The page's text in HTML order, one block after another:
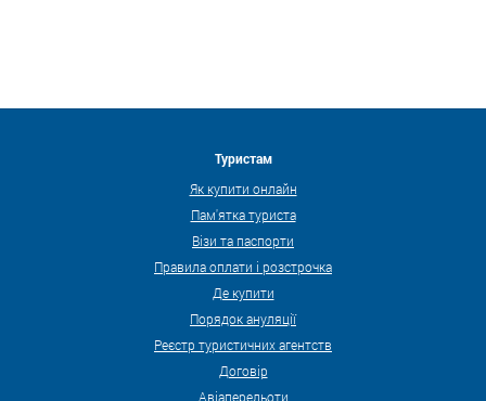
Туристам
Як купити онлайн
Пам'ятка туриста
Візи та паспорти
Правила оплати і розстрочка
Де купити
Порядок ануляції
Реєстр туристичних агентств
Договір
Авіаперельоти